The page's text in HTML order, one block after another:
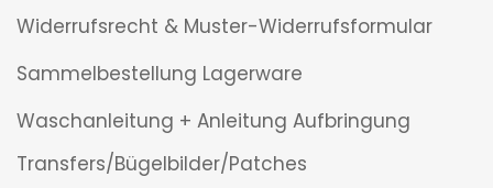
Widerrufsrecht & Muster-Widerrufsformular
Sammelbestellung Lagerware
Waschanleitung + Anleitung Aufbringung
Transfers/Bügelbilder/Patches